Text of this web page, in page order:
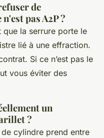
de
pas A2P ?
que la serrure porte le
lié à une effraction.
Si ce n’est pas le
vous éviter des
un
?
cylindre prend entre